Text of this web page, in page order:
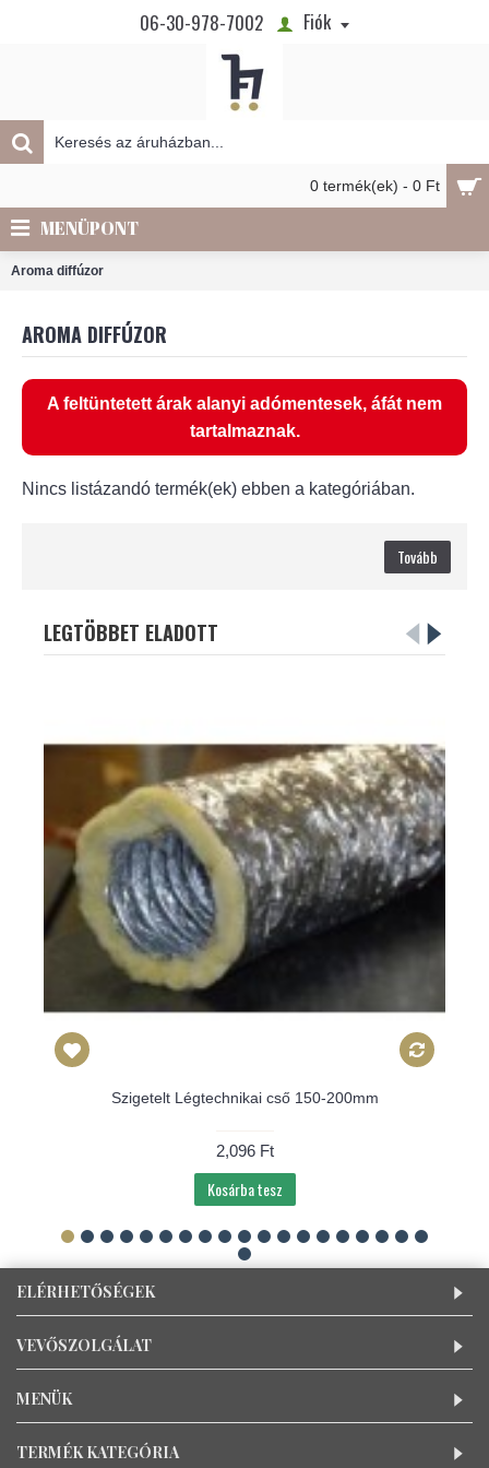
06-30-978-7002 Fiók
0 termék(ek) - 0 Ft
MENÜPONT
Aroma diffúzor
AROMA DIFFÚZOR
A feltüntetett árak alanyi adómentesek, áfát nem
tartalmaznak.
Nincs listázandó termék(ek) ebben a kategóriában.
Tovább
LEGTÖBBET ELADOTT
Szigetelt Légtechnikai cső 150-200mm
2,096 Ft
Kosárba tesz
ELÉRHETŐSÉGEK
VEVŐSZOLGÁLAT
MENÜK
TERMÉK KATEGÓRIA